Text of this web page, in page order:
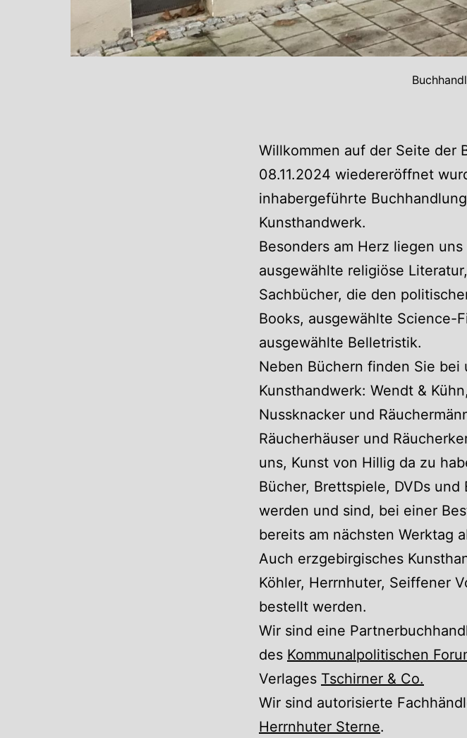
Willkommen auf der Seite der
08.11.2024 wiedereröffnet
inhabergeführte
Kunsthandwerk.
Besonders am Herz liegen
ausgewählte religiöse
Sachbücher, die den
Books, ausgewählte Science-
ausgewählte Belletristik.
Neben Büchern finden Sie bei
Kunsthandwerk: Wendt &
Nussknacker und
Räucherhäuser und
uns, Kunst von Hillig da zu
Bücher, Brettspiele, DVDs
werden und sind, bei einer
bereits am nächsten Werktag
Auch erzgebirgisches
Köhler, Herrnhuter, Seiffener
bestellt werden.
Wir sind eine
des Kommunalpolitischen
Verlages Tschirner & Co.
Wir sind autorisierte
Herrnhuter Sterne.